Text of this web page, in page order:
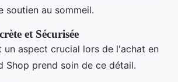
soutien au sommeil.
et Sécurisée
un aspect crucial lors de l'achat en
Shop prend soin de ce détail.